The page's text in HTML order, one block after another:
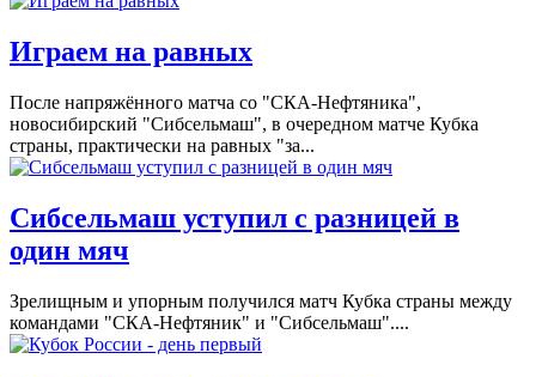
Играем на равных
После напряжённого матча со "СКА-Нефтяника",
новосибирский "Сибсельмаш", в очередном матче Кубка
страны, практически на равных "за...
Сибсельмаш уступил с разницей в
один мяч
Зрелищным и упорным получился матч Кубка страны между
командами "СКА-Нефтяник" и "Сибсельмаш"....